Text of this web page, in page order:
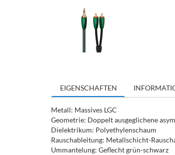
EIGENSCHAFTEN
Metall: Massives LGC
Geometrie: Doppelt ausgeglichene
Dielektrikum: Polyethylenschaum
Rauschableitung: Metallschicht-
Ummantelung: Geflecht grün-schwarz